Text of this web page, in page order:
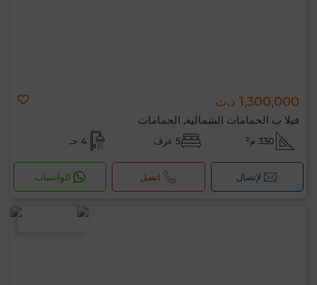
1,300,000 د.ت
فيلا ب الحمامات الشمالية, الحمامات
330 م² 5 غرف 4 حـ
لإتصال اتصل الواتساب